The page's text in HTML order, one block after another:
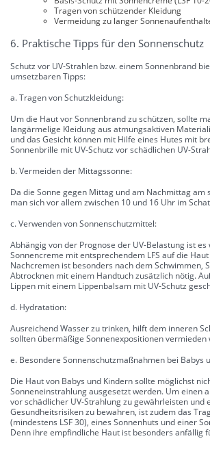
Tragen von schützender Kleidung
Vermeidung zu langer
6. Praktische Tipps für den Sonnenschutz
Schutz vor UV-Strahlen bzw. einem Sonnenbrand
umsetzbaren Tipps:
a. Tragen von Schutzkleidung:
Um die Haut vor Sonnenbrand zu schützen, sollte
langärmelige Kleidung aus atmungsaktiven
und das Gesicht können mit Hilfe eines Hutes mit
Sonnenbrille mit UV-Schutz vor schädlichen UV-
b. Vermeiden der Mittagssonne:
Da die Sonne gegen Mittag und am Nachmittag am
man sich vor allem zwischen 10 und 16 Uhr im
c. Verwenden von Sonnenschutzmittel:
Abhängig von der Prognose der UV-Belastung ist
Sonnencreme mit entsprechendem LFS auf die
Nachcremen ist besonders nach dem Schwimmen,
Abtrocknen mit einem Handtuch zusätzlich nötig.
Lippen mit einem Lippenbalsam mit UV-Schutz
d. Hydratation:
Ausreichend Wasser zu trinken, hilft dem inneren
sollten übermäßige Sonnenexpositionen vermieden
e. Besondere Sonnenschutzmaßnahmen bei Babys
Die Haut von Babys und Kindern sollte möglichst
Sonneneinstrahlung ausgesetzt werden. Um einen
vor schädlicher UV-Strahlung zu gewährleisten und
Gesundheitsrisiken zu bewahren, ist zudem das
(mindestens LSF 30), eines Sonnenhuts und einer
Denn ihre empfindliche Haut ist besonders anfällig